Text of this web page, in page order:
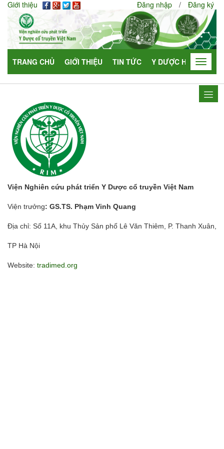
Giới thiệu Đăng nhập / Đăng ký
TRANG CHỦ GIỚI THIỆU TIN TỨC Y DƯỢC HỌC Toggle
Viện Nghiên cứu phát triển Y Dược cổ truyền Việt Nam
Viện trưởng: GS.TS. Phạm Vinh Quang
Địa chỉ: Số 11A, khu Thủy Sản phố Lê Văn Thiêm, P. Thanh Xuân,
TP Hà Nội
Website: tradimed.org